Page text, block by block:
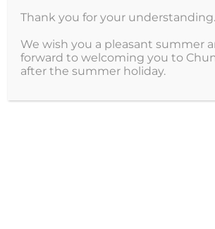
Thank you for your understanding.
We wish you a pleasant summer
forward to welcoming you to
after the summer holiday.